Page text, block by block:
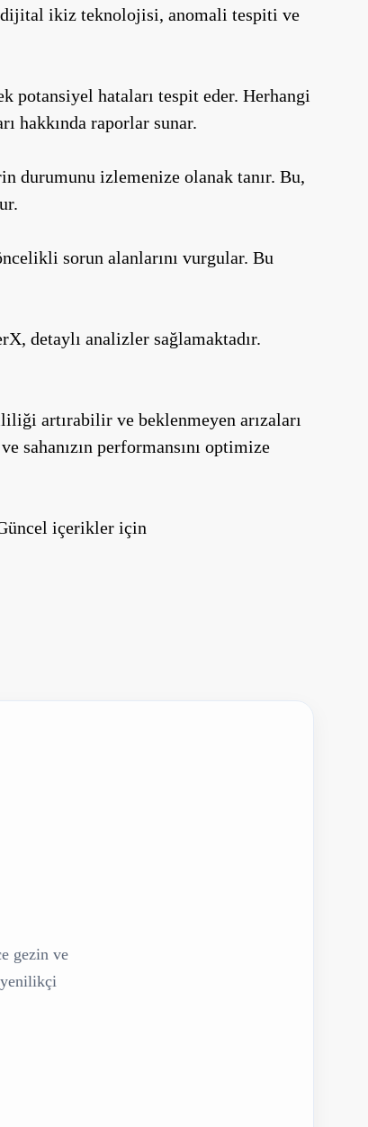
dijital ikiz teknolojisi, anomali tespiti ve
potansiyel hataları tespit eder. Herhangi
hakkında raporlar sunar.
durumunu izlemenize olanak tanır. Bu,
sorun alanlarını vurgular. Bu
detaylı analizler sağlamaktadır.
artırabilir ve beklenmeyen arızaları
sahanızın performansını optimize
içerikler için
gezin ve